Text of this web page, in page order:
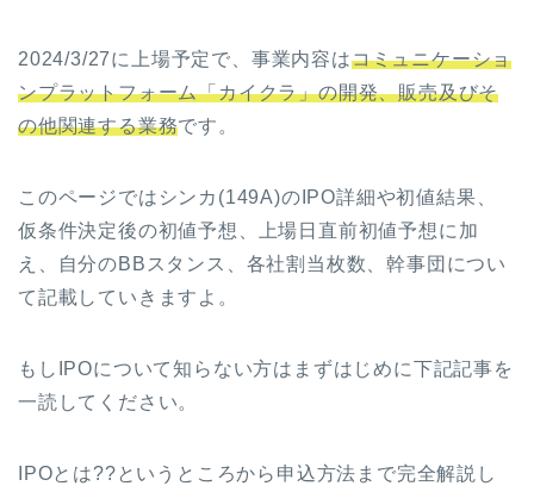
2024/3/27に上場予定で、事業内容はコミュニケーショ
ンプラットフォーム「カイクラ」の開発、販売及びそ
の他関連する業務です。
このページではシンカ(149A)のIPO詳細や初値結果、
仮条件決定後の初値予想、上場日直前初値予想に加
え、自分のBBスタンス、各社割当枚数、幹事団につい
て記載していきますよ。
もしIPOについて知らない方はまずはじめに下記記事を
一読してください。
IPOとは??というところから申込方法まで完全解説し